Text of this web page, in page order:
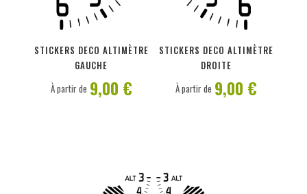
STICKERS DECO ALTIMÈTRE
GAUCHE
À partir de 9,00 €
STICKERS DECO ALTIMÈTRE
DROITE
À partir de 9,00 €